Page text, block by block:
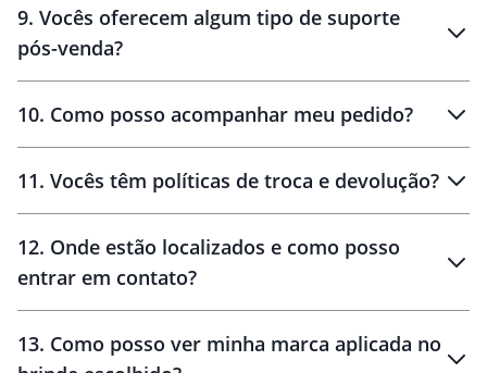
amostras
9. Vocês oferecem algum tipo de suporte
pós-venda?
10. Como posso acompanhar meu pedido?
11. Vocês têm políticas de troca e devolução?
30 dias
12. Onde estão localizados e como posso
entrar em contato?
13. Como posso ver minha marca aplicada no